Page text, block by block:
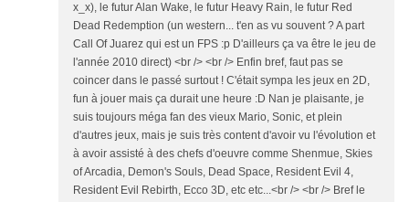
x_x), le futur Alan Wake, le futur Heavy Rain, le futur Red
Dead Redemption (un western... t'en as vu souvent ? A part
Call Of Juarez qui est un FPS :p D'ailleurs ça va être le jeu de
l'année 2010 direct) <br /> <br /> Enfin bref, faut pas se
coincer dans le passé surtout ! C'était sympa les jeux en 2D,
fun à jouer mais ça durait une heure :D Nan je plaisante, je
suis toujours méga fan des vieux Mario, Sonic, et plein
d'autres jeux, mais je suis très content d'avoir vu l'évolution et
à avoir assisté à des chefs d'oeuvre comme Shenmue, Skies
of Arcadia, Demon's Souls, Dead Space, Resident Evil 4,
Resident Evil Rebirth, Ecco 3D, etc etc...<br /> <br /> Bref le